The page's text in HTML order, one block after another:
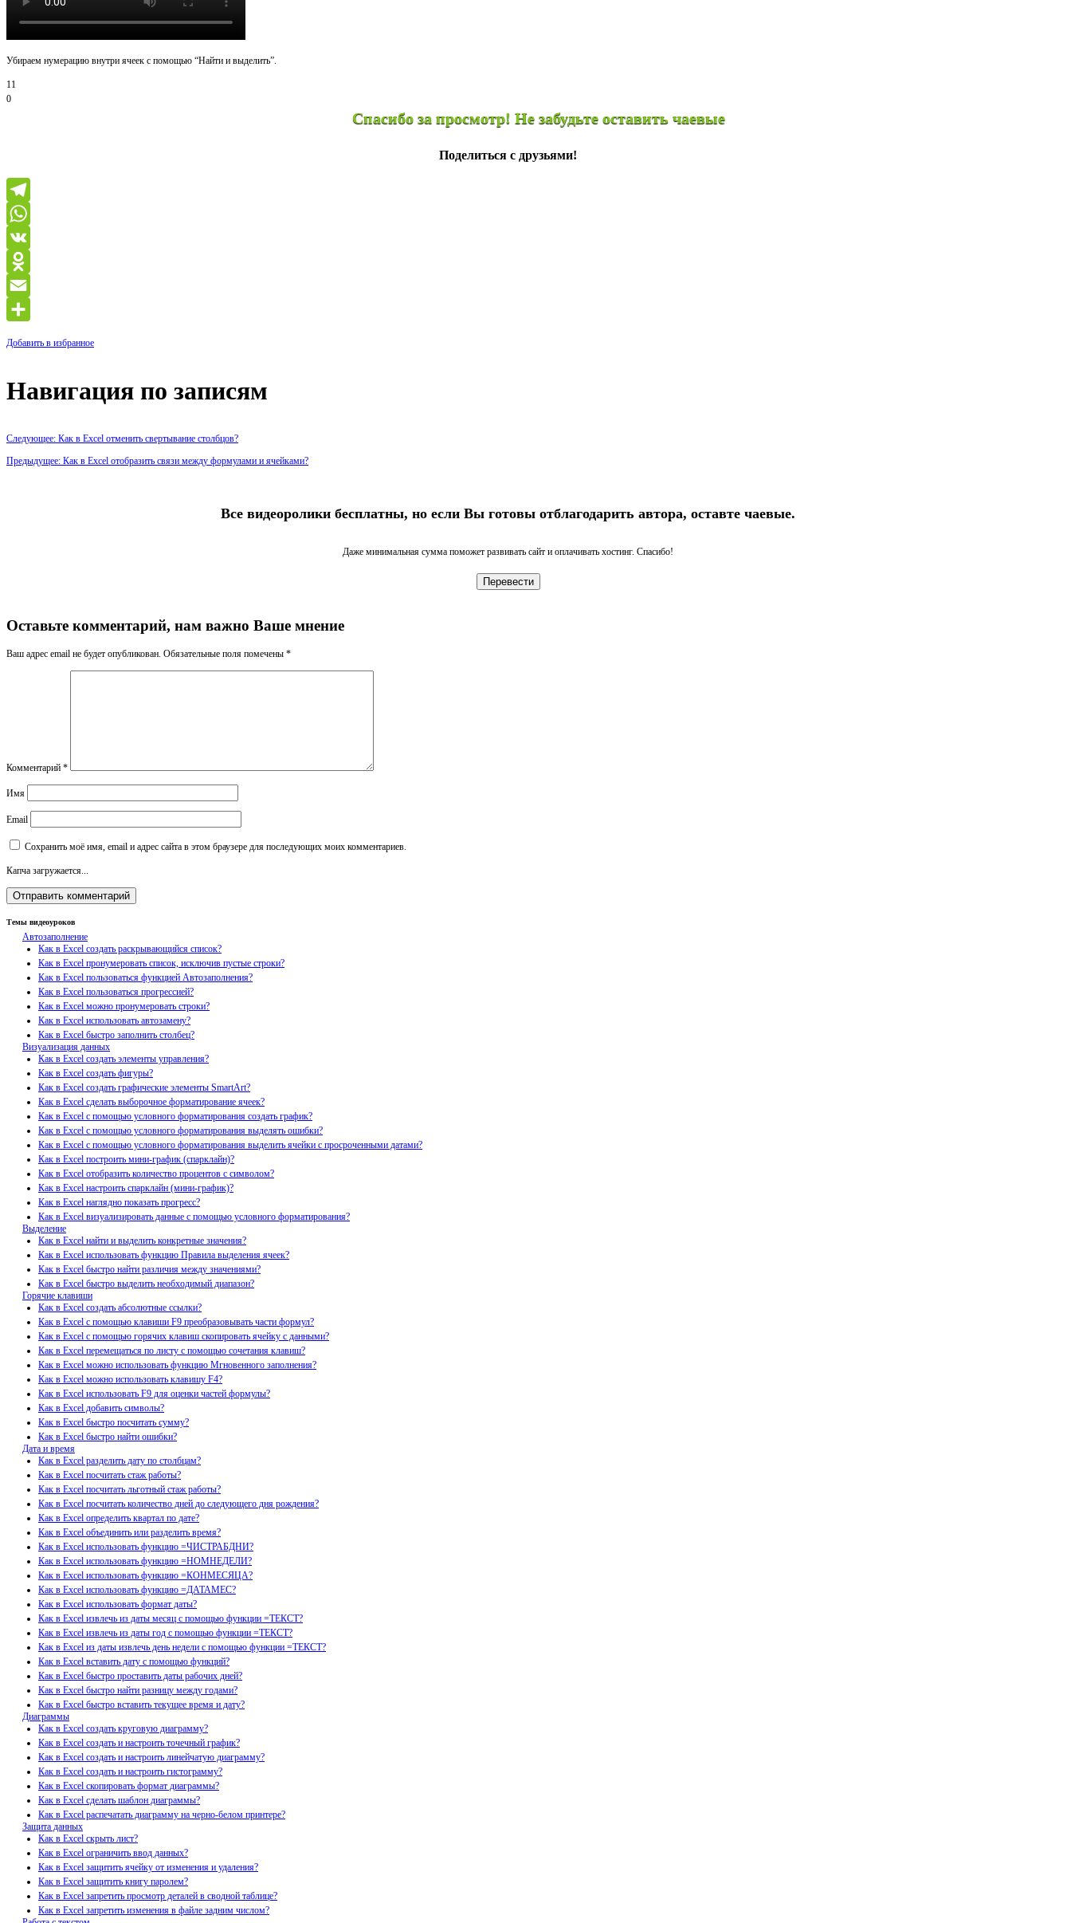
Убираем нумерацию внутри ячеек с помощью “Найти и выделить”.
11
0
Спасибо за просмотр! Не забудьте оставить чаевые
Поделиться с друзьями!
Telegram
WhatsApp
VK
Odnoklassniki
Email
Добавить в избранное
Навигация по записям
Следующее: Как в Excel отменить свертывание столбцов?
Предыдущее: Как в Excel отобразить связи между формулами и ячейками?
Все видеоролики бесплатны, но если Вы готовы отблагодарить автора, оставте чаевые.
Даже минимальная сумма поможет развивать сайт и оплачивать хостинг. Спасибо!
Перевести
Оставьте комментарий, нам важно Ваше мнение
Ваш адрес email не будет опубликован. Обязательные поля помечены *
Комментарий *
Имя
Email
Сохранить моё имя, email и адрес сайта в этом браузере для последующих моих комментариев.
Капча загружается...
Темы видеоуроков
Автозаполнение
Как в Excel создать раскрывающийся список?
Как в Excel пронумеровать список, исключив пустые строки?
Как в Excel пользоваться функцией Автозаполнения?
Как в Excel пользоваться прогрессией?
Как в Excel можно пронумеровать строки?
Как в Excel использовать автозамену?
Как в Excel быстро заполнить столбец?
Визуализация данных
Как в Excel создать элементы управления?
Как в Excel создать фигуры?
Как в Excel создать графические элементы SmartArt?
Как в Excel сделать выборочное форматирование ячеек?
Как в Excel с помощью условного форматирования создать график?
Как в Excel с помощью условного форматирования выделять ошибки?
Как в Excel с помощью условного форматирования выделить ячейки с просроченными датами?
Как в Excel построить мини-график (спарклайн)?
Как в Excel отобразить количество процентов с символом?
Как в Excel настроить спарклайн (мини-график)?
Как в Excel наглядно показать прогресс?
Как в Excel визуализировать данные с помощью условного форматирования?
Выделение
Как в Excel найти и выделить конкретные значения?
Как в Excel использовать функцию Правила выделения ячеек?
Как в Excel быстро найти различия между значениями?
Как в Excel быстро выделить необходимый диапазон?
Горячие клавиши
Как в Excel создать абсолютные ссылки?
Как в Excel с помощью клавиши F9 преобразовывать части формул?
Как в Excel с помощью горячих клавиш скопировать ячейку с данными?
Как в Excel перемещаться по листу с помощью сочетания клавиш?
Как в Excel можно использовать функцию Мгновенного заполнения?
Как в Excel можно использовать клавишу F4?
Как в Excel использовать F9 для оценки частей формулы?
Как в Excel добавить символы?
Как в Excel быстро посчитать сумму?
Как в Excel быстро найти ошибки?
Дата и время
Как в Excel разделить дату по столбцам?
Как в Excel посчитать стаж работы?
Как в Excel посчитать льготный стаж работы?
Как в Excel посчитать количество дней до следующего дня рождения?
Как в Excel определить квартал по дате?
Как в Excel объединить или разделить время?
Как в Excel использовать функцию =ЧИСТРАБДНИ?
Как в Excel использовать функцию =НОМНЕДЕЛИ?
Как в Excel использовать функцию =КОНМЕСЯЦА?
Как в Excel использовать функцию =ДАТАМЕС?
Как в Excel использовать формат даты?
Как в Excel извлечь из даты месяц с помощью функции =ТЕКСТ?
Как в Excel извлечь из даты год с помощью функции =ТЕКСТ?
Как в Excel из даты извлечь день недели с помощью функции =ТЕКСТ?
Как в Excel вставить дату с помощью функций?
Как в Excel быстро проставить даты рабочих дней?
Как в Excel быстро найти разницу между годами?
Как в Excel быстро вставить текущее время и дату?
Диаграммы
Как в Excel создать круговую диаграмму?
Как в Excel создать и настроить точечный график?
Как в Excel создать и настроить линейчатую диаграмму?
Как в Excel создать и настроить гистограмму?
Как в Excel скопировать формат диаграммы?
Как в Excel сделать шаблон диаграммы?
Как в Excel распечатать диаграмму на черно-белом принтере?
Защита данных
Как в Excel скрыть лист?
Как в Excel ограничить ввод данных?
Как в Excel защитить ячейку от изменения и удаления?
Как в Excel защитить книгу паролем?
Как в Excel запретить просмотр деталей в сводной таблице?
Как в Excel запретить изменения в файле задним числом?